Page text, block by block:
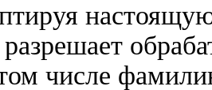
разрешает
числе